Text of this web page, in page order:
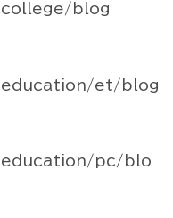
blog
et/blog
pc/blo